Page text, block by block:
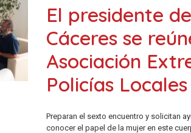
El presidente
Cáceres se
Asociación
Policías Locales
Preparan el sexto encuentro y solicitan
conocer el papel de la mujer en este